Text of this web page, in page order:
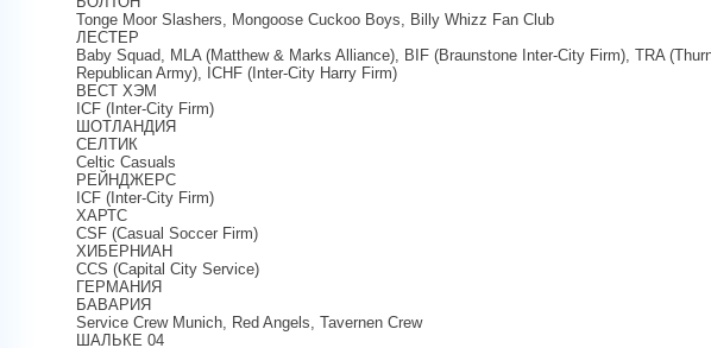
Tonge Moor Slashers, Mongoose Cuckoo Boys, Billy Whizz Fan Club
ЛЕСТЕР
Baby Squad, MLA (Matthew & Marks Alliance), BIF (Braunstone Inter-City Firm), TRA
Republican Army), ICHF (Inter-City Harry Firm)
ВЕСТ ХЭМ
ICF (Inter-City Firm)
ШОТЛАНДИЯ
СЕЛТИК
Celtic Casuals
РЕЙНДЖЕРС
ICF (Inter-City Firm)
ХАРТС
CSF (Casual Soccer Firm)
ХИБЕРНИАН
CCS (Capital City Service)
ГЕРМАНИЯ
БАВАРИЯ
Service Crew Munich, Red Angels, Tavernen Crew
ШАЛЬКЕ 04